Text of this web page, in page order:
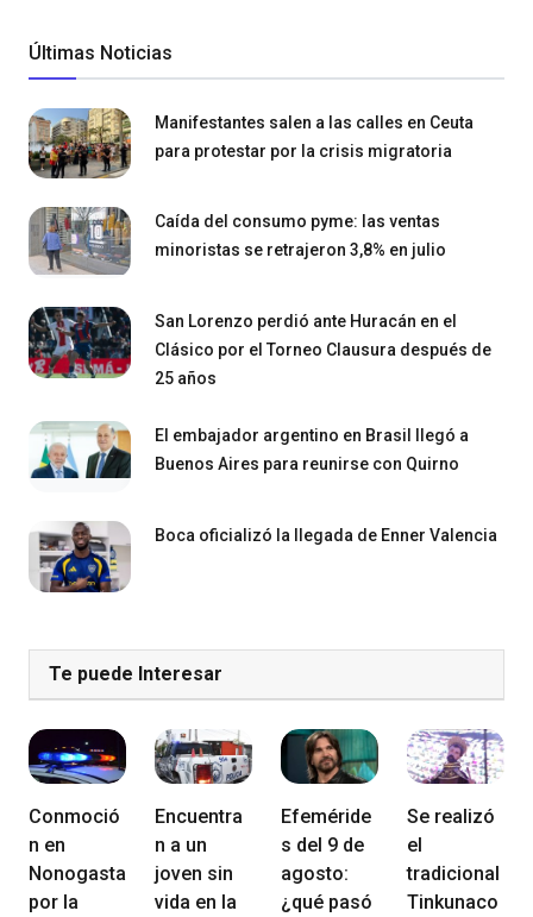
Últimas Noticias
Manifestantes salen a las calles en Ceuta
para protestar por la crisis migratoria
Caída del consumo pyme: las ventas
minoristas se retrajeron 3,8% en julio
San Lorenzo perdió ante Huracán en el
Clásico por el Torneo Clausura después de
25 años
El embajador argentino en Brasil llegó a
Buenos Aires para reunirse con Quirno
Boca oficializó la llegada de Enner Valencia
Te puede Interesar
Conmoció
n en
Nonogasta
por la
Encuentra
n a un
joven sin
vida en la
Efeméride
s del 9 de
agosto:
¿qué pasó
Se realizó
el
tradicional
Tinkunaco